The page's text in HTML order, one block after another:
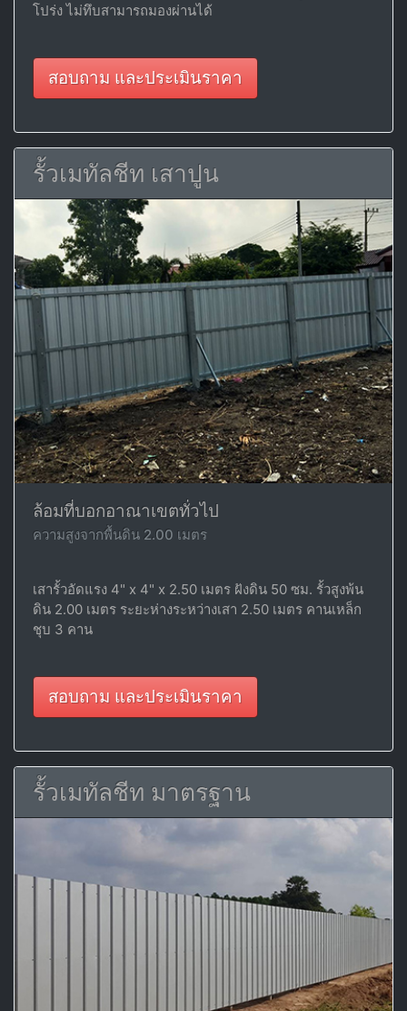
โปร่ง ไม่ทึบสามารถมองผ่านได้
สอบถาม และประเมินราคา
รั้วเมทัลชีท เสาปูน
ล้อมที่บอกอาณาเขตทั่วไป
ความสูงจากพื้นดิน 2.00 เมตร
เสารั้วอัดแรง 4" x 4" x 2.50 เมตร ฝังดิน 50 ซม. รั้วสูงพ้น
ดิน 2.00 เมตร ระยะห่างระหว่างเสา 2.50 เมตร คานเหล็ก
ชุบ 3 คาน
สอบถาม และประเมินราคา
รั้วเมทัลชีท มาตรฐาน